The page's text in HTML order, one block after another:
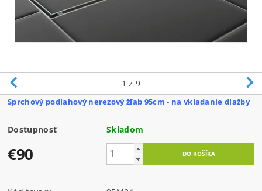
1 z 9
Sprchový podlahový nerezový žľab 95cm - na vkladanie dlažby
Dostupnosť Skladom
€90